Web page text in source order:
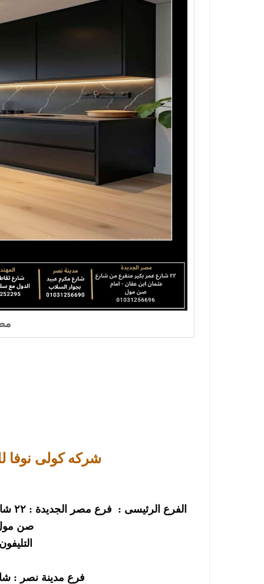
شركه كولى نوفا
صن
التليفون :
فرع مدينة نصر :